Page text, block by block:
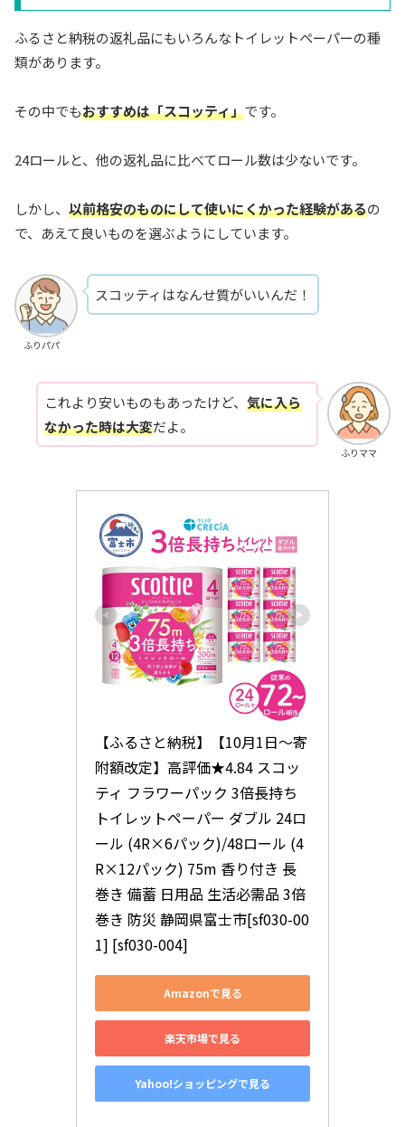
ふるさと納税の返礼品にもいろんなトイレットペーパーの種
類があります。
その中でもおすすめは「スコッティ」です。
24ロールと、他の返礼品に比べてロール数は少ないです。
しかし、 以前格安のものにして使いにくかった経験があるの
で、あえて良いものを選ぶようにしています。
ふりパパ
スコッティはなんせ質がいいんだ！
ふりママ
これより安いものもあったけど、 気に入ら
なかった時は大変だよ。
【ふるさと納税】【10月1日～寄
附額改定】高評価★4.84 スコッ
ティ フラワーパック 3倍長持ち
トイレットペーパー ダブル 24ロ
ール (4R×6パック)/48ロール (4
R×12パック) 75m 香り付き 長
巻き 備蓄 日用品 生活必需品 3倍
巻き 防災 静岡県富士市[sf030-00
1] [sf030-004]
Amazonで見る
楽天市場で見る
Yahoo!ショッピングで見る